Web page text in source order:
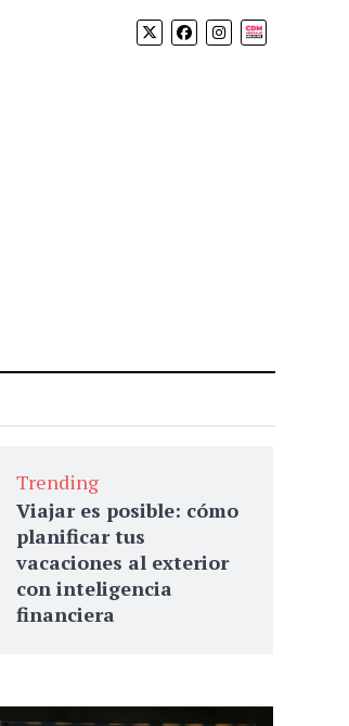
Biolink
Trending
Viajar es posible: cómo
planificar tus
vacaciones al exterior
con inteligencia
financiera